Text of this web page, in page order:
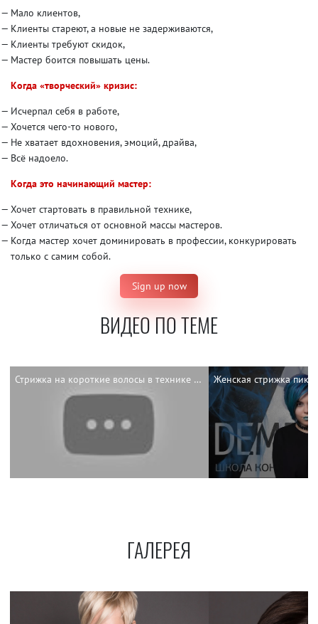
Мало клиентов,
Клиенты стареют, а новые не задерживаются,
Клиенты требуют скидок,
Мастер боится повышать цены.
Когда «творческий» кризис:
Исчерпал себя в работе,
Хочется чего-то нового,
Не хватает вдохновения, эмоций, драйва,
Всё надоело.
Когда это начинающий мастер:
Хочет стартовать в правильной технике,
Хочет отличаться от основной массы мастеров.
Когда мастер хочет доминировать в профессии, конкурировать
только с самим собой.
Sign up now
ВИДЕО ПО ТЕМЕ
Стрижка на короткие волосы в технике DEMETRIUS
ГАЛЕРЕЯ